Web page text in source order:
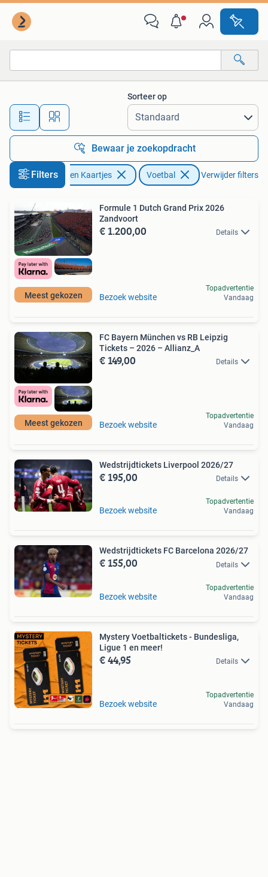
Alle afstanden…
Sorteer op
Bewaar je zoekopdracht
Filters
Tickets en Kaartjes Voetbal Verwijder filters
Meest gekozen
Formule 1 Dutch Grand Prix 2026
Zandvoort
€ 1.200,00 Details
Bezoek website
Topadvertentie
Vandaag
Meest gekozen
FC Bayern München vs RB Leipzig
Tickets – 2026 – Allianz_A
€ 149,00 Details
Bezoek website
Topadvertentie
Vandaag
Wedstrijdtickets Liverpool 2026/27
€ 195,00 Details
Bezoek website
Topadvertentie
Vandaag
Wedstrijdtickets FC Barcelona 2026/27
€ 155,00 Details
Bezoek website
Topadvertentie
Vandaag
Mystery Voetbaltickets - Bundesliga,
Ligue 1 en meer!
€ 44,95 Details
Bezoek website
Topadvertentie
Vandaag